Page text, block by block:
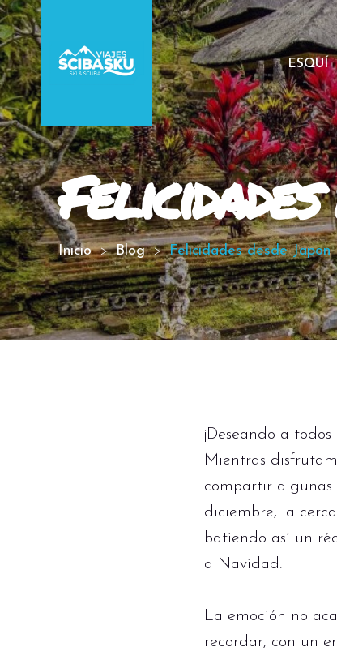
ESQUÍ
Inicio Blog Felicidades desde Japon
¡Deseando a
Mientras
compartir algunas
diciembre, la
batiendo así un
a Navidad.
La emoción no
recordar, con un